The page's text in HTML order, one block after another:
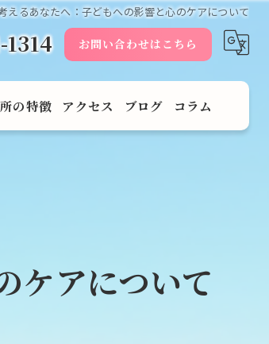
えるあなたへ：子どもへの影響と心のケアについて
1314 お問い合わせはこちら
の特徴 アクセス ブログ コラム
ケアについて